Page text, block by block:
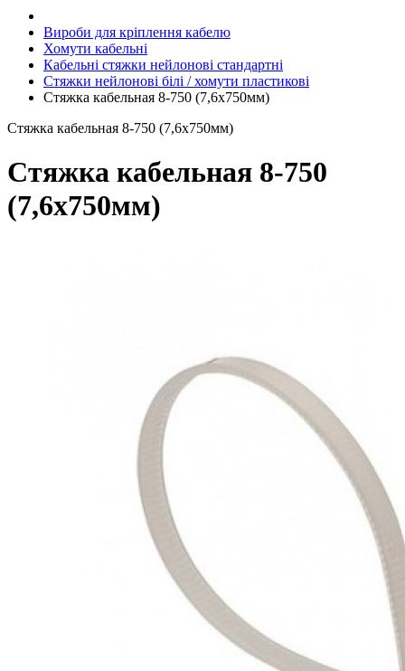
Вироби для кріплення кабелю
Хомути кабельні
Кабельні стяжки нейлонові стандартні
Стяжки нейлонові білі / хомути пластикові
Стяжка кабельная 8-750 (7,6х750мм)
Стяжка кабельная 8-750 (7,6х750мм)
Стяжка кабельная 8-750
(7,6х750мм)